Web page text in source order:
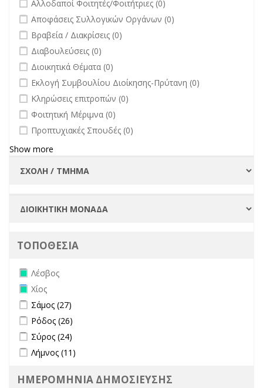
Αλλοδαποί Φοιτητές/Φοιτήτριες (0)
undefined
Αποφάσεις Συλλογικών Οργάνων (0)
undefined
Βραβεία / Διακρίσεις (0)
undefined
Διαβουλεύσεις (0)
undefined
Διοικητικά Θέματα (0)
undefined
Εκλογή Συμβουλίου Διοίκησης-Πρύτανη (0)
undefined
Κληρώσεις επιτροπών (0)
undefined
Φοιτητική Μέριμνα (0)
undefined
Προπτυχιακές Σπουδές (0)
Show more
ΤΟΠΟΘΕΣΙΑ
Remove Λέσβος filter
Λέσβος
Remove Χίος filter
Χίος
Apply Σάμος filter
Σάμος (27)
Apply Ρόδος filter
Ρόδος (26)
Apply Σύρος filter
Σύρος (24)
Apply Λήμνος filter
Λήμνος (11)
ΗΜΕΡΟΜΗΝΙΑ ΔΗΜΟΣΙΕΥΣΗΣ